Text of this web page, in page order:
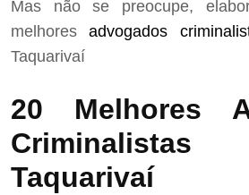
Mas não se preocupe,
melhoresadvogados
Taquarivaí
20 Melhores
Taquarivaí